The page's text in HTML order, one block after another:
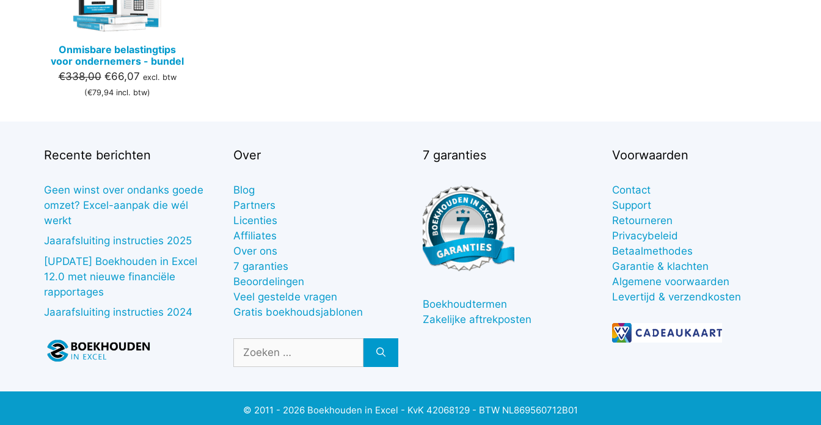
Onmisbare belastingtips
voor ondernemers - bundel
€338,00 Oorspronkelijke
prijs
€66,07Huidige
prijs
excl. btw
(€79,94 incl. btw)
Recente berichten
Geen winst over ondanks goede
omzet? Excel-aanpak die wél
werkt
Jaarafsluiting instructies 2025
[UPDATE] Boekhouden in Excel
12.0 met nieuwe financiële
rapportages
Jaarafsluiting instructies 2024
Over
Blog
Partners
Licenties
Affiliates
Over ons
7 garanties
Beoordelingen
Veel gestelde vragen
Gratis boekhoudsjablonen
naar:
7 garanties
Boekhoudtermen
Zakelijke aftrekposten
Voorwaarden
Contact
Support
Retourneren
Privacybeleid
Betaalmethodes
Garantie & klachten
Algemene voorwaarden
Levertijd & verzendkosten
© 2011 - 2026 Boekhouden in Excel - KvK 42068129 - BTW NL869560712B01